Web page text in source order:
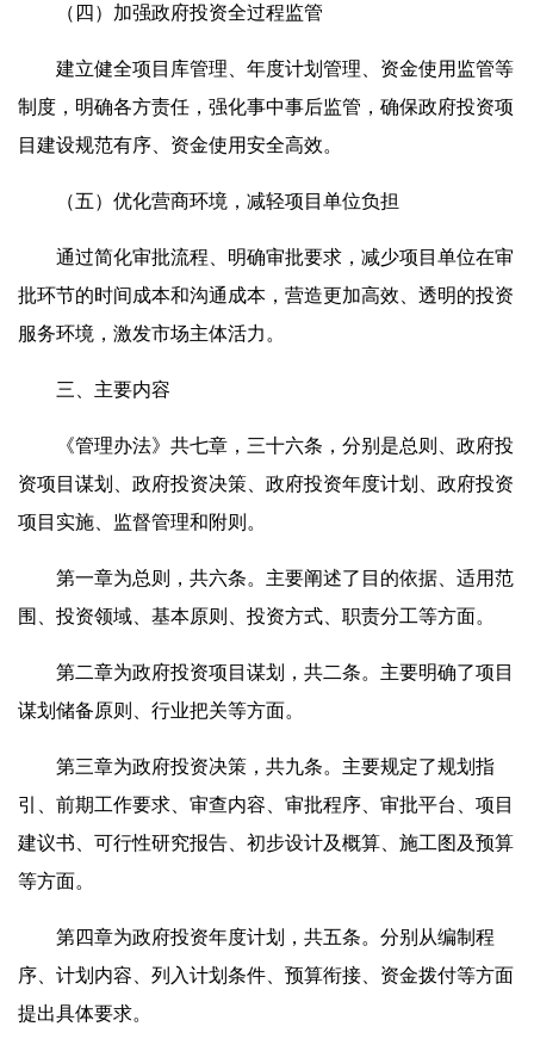
（四）加强政府投资全过程监管
建立健全项目库管理、年度计划管理、资金使用监管等
制度，明确各方责任，强化事中事后监管，确保政府投资项
目建设规范有序、资金使用安全高效。
（五）优化营商环境，减轻项目单位负担
通过简化审批流程、明确审批要求，减少项目单位在审
批环节的时间成本和沟通成本，营造更加高效、透明的投资
服务环境，激发市场主体活力。
三、主要内容
《管理办法》共七章，三十六条，分别是总则、政府投
资项目谋划、政府投资决策、政府投资年度计划、政府投资
项目实施、监督管理和附则。
第一章为总则，共六条。主要阐述了目的依据、适用范
围、投资领域、基本原则、投资方式、职责分工等方面。
第二章为政府投资项目谋划，共二条。主要明确了项目
谋划储备原则、行业把关等方面。
第三章为政府投资决策，共九条。主要规定了规划指
引、前期工作要求、审查内容、审批程序、审批平台、项目
建议书、可行性研究报告、初步设计及概算、施工图及预算
等方面。
第四章为政府投资年度计划，共五条。分别从编制程
序、计划内容、列入计划条件、预算衔接、资金拨付等方面
提出具体要求。